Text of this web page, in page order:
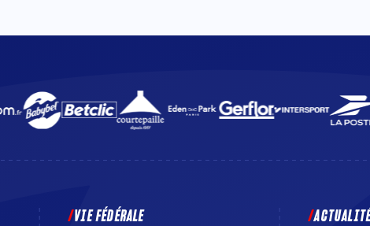
VIE FÉDÉRALE